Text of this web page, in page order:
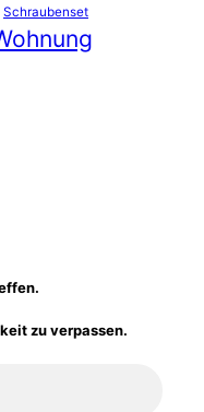
Schraubenset
zu verpassen.